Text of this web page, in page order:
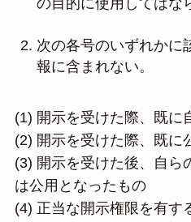
次の各号のいずれかに
報に含まれない。
(1) 開示を受けた際、既に
(2) 開示を受けた際、既に
(3) 開示を受けた後、自ら
は公用となったもの
(4) 正当な開示権限を有す